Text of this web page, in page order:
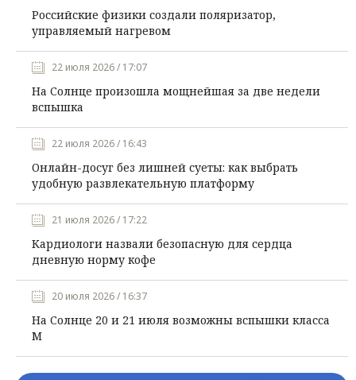
Российские физики создали поляризатор,
управляемый нагревом
22 июля 2026 / 17:07
На Солнце произошла мощнейшая за две недели
вспышка
22 июля 2026 / 16:43
Онлайн-досуг без лишней суеты: как выбрать
удобную развлекательную платформу
21 июля 2026 / 17:22
Кардиологи назвали безопасную для сердца
дневную норму кофе
20 июля 2026 / 16:37
На Солнце 20 и 21 июля возможны вспышки класса
М